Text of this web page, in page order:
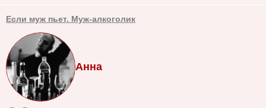
Если муж пьет. Муж-алкоголик
Анна